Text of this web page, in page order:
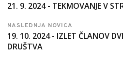
21. 9. 2024 - TEKMOVANJE V
NASLEDNJA NOVICA
19. 10. 2024 - IZLET ČLANOV
DRUŠTVA